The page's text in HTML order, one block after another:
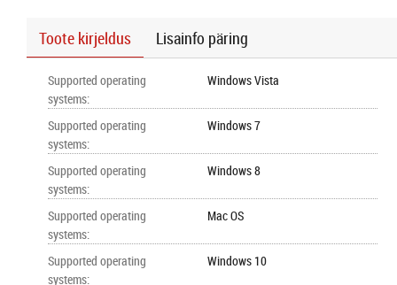
Toote kirjeldus Lisainfo päring
Supported operating
systems:
Windows Vista
Supported operating
systems:
Windows 7
Supported operating
systems:
Windows 8
Supported operating
systems:
Mac OS
Supported operating
systems:
Windows 10